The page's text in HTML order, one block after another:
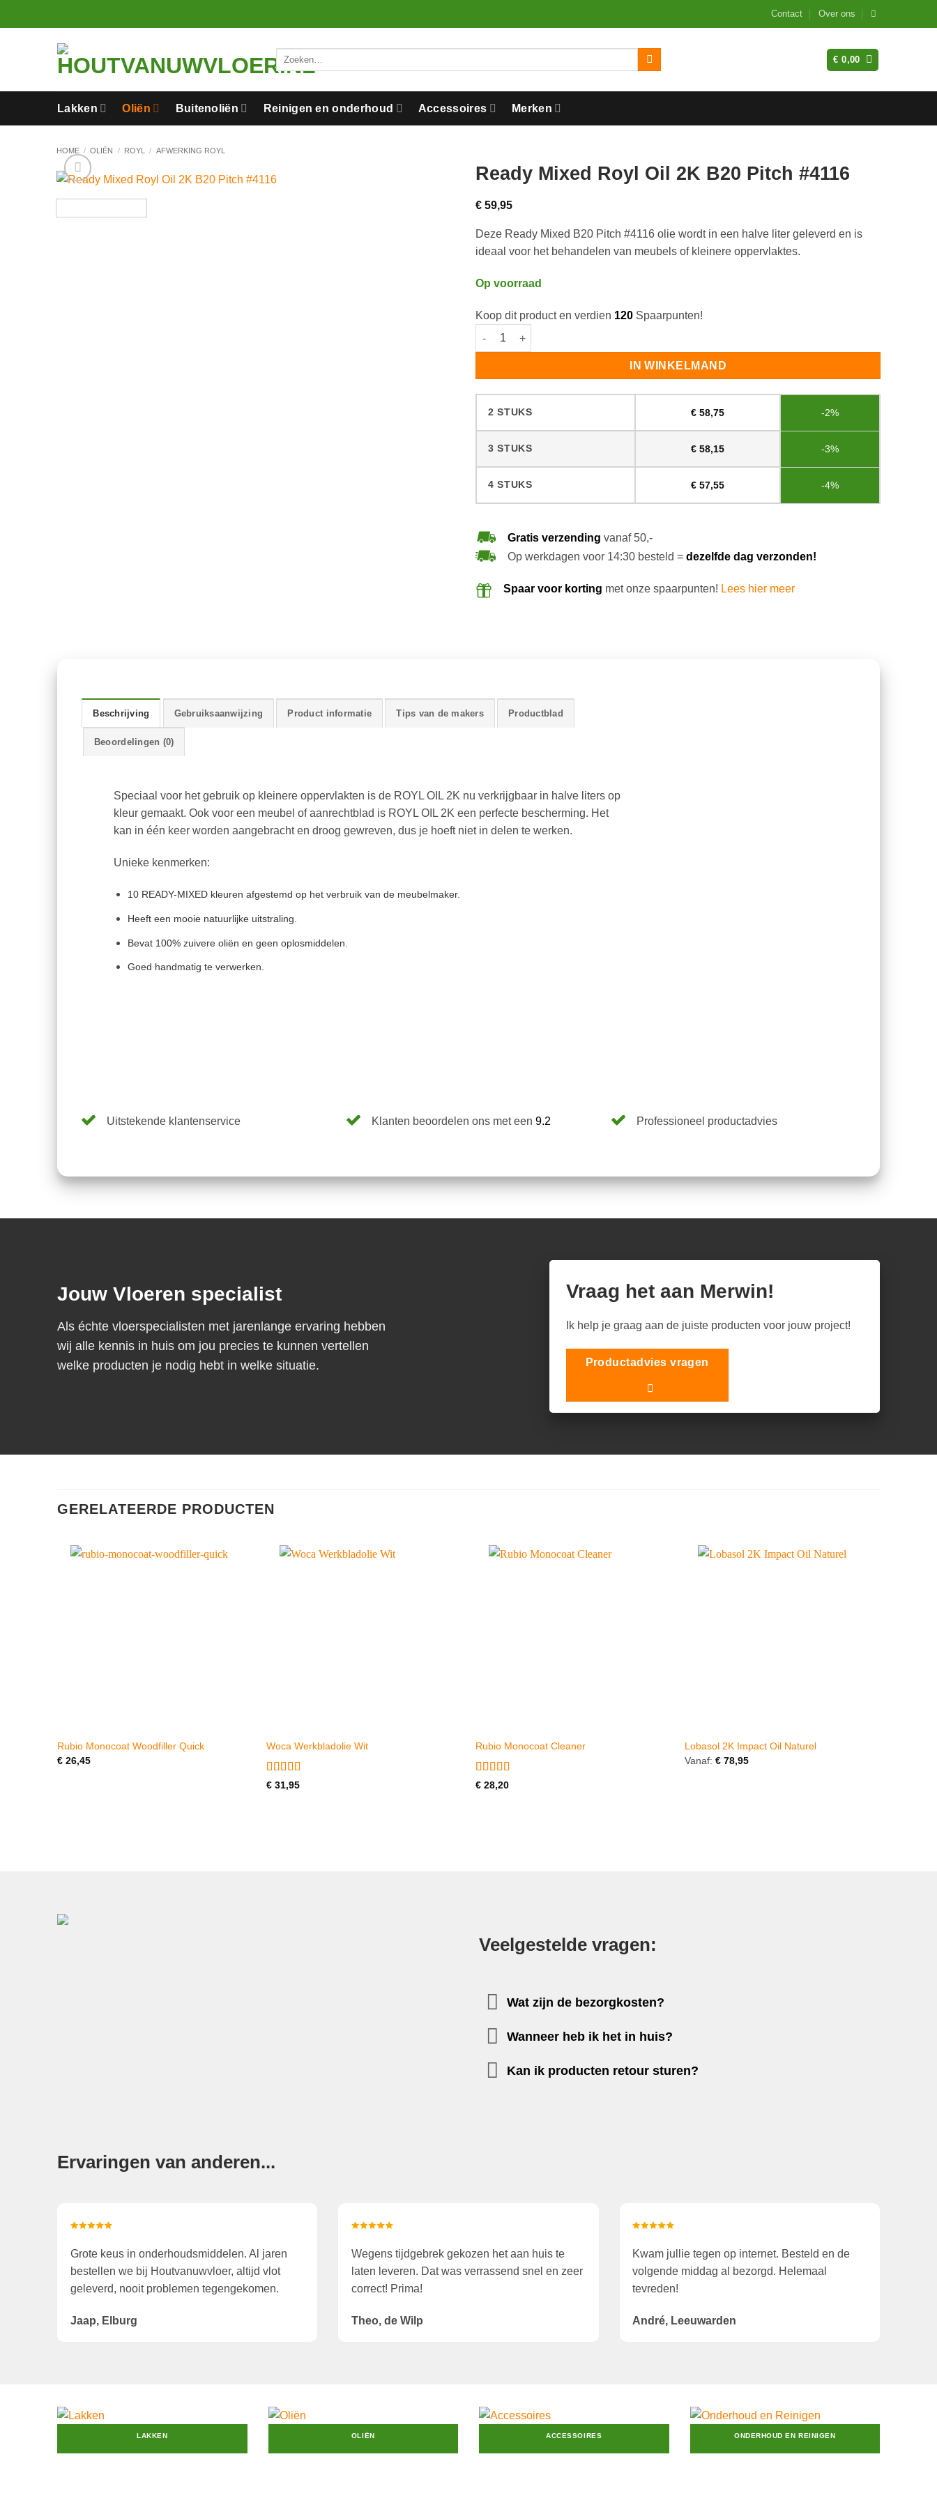
naar
Contact Over ons
Zoeken
naar:
€ 0,00
Lakken Oliën Buitenoliën Reinigen en onderhoud Accessoires Merken
HOME / OLIËN / ROYL / AFWERKING ROYL
Ready Mixed Royl Oil 2K B20 Pitch #4116
€59,95
Deze Ready Mixed B20 Pitch #4116 olie wordt in een halve liter geleverd en is
ideaal voor het behandelen van meubels of kleinere oppervlaktes.
Op voorraad
Koop dit product en verdien 120Spaarpunten!
Ready Mixed Royl Oil 2K B20 Pitch #4116 aantal
IN WINKELMAND
2 STUKS €58,75 -2%
3 STUKS €58,15 -3%
4 STUKS €57,55 -4%
Gratis verzending vanaf 50,-
Op werkdagen voor 14:30 besteld = dezelfde dag verzonden!
Spaar voor korting met onze spaarpunten! Lees hier meer
Beschrijving Gebruiksaanwijzing Product informatie Tips van de makers Productblad
Beoordelingen (0)
Speciaal voor het gebruik op kleinere oppervlakten is de ROYL OIL 2K nu verkrijgbaar in halve liters op
kleur gemaakt. Ook voor een meubel of aanrechtblad is ROYL OIL 2K een perfecte bescherming. Het
kan in één keer worden aangebracht en droog gewreven, dus je hoeft niet in delen te werken.
Unieke kenmerken:
10 READY-MIXED kleuren afgestemd op het verbruik van de meubelmaker.
Heeft een mooie natuurlijke uitstraling.
Bevat 100% zuivere oliën en geen oplosmiddelen.
Goed handmatig te verwerken.
Uitstekende klantenservice Klanten beoordelen ons met een9.2 Professioneel productadvies
Jouw Vloeren specialist
Als échte vloerspecialisten met jarenlange ervaring hebben
wij alle kennis in huis om jou precies te kunnen vertellen
welke producten je nodig hebt in welke situatie.
Vraag het aan Merwin!
Ik help je graag aan de juiste producten voor jouw project!
Productadvies vragen
GERELATEERDE PRODUCTEN
Rubio Monocoat Woodfiller Quick
€26,45
Woca Werkbladolie Wit
Gewaardeerd
€31,95
Rubio Monocoat Cleaner
Gewaardeerd
€28,20
Lobasol 2K Impact Oil Naturel
Vanaf: €78,95
Veelgestelde vragen:
Wat zijn de bezorgkosten?
Wanneer heb ik het in huis?
Kan ik producten retour sturen?
Ervaringen van anderen...
Grote keus in onderhoudsmiddelen. Al jaren
bestellen we bij Houtvanuwvloer, altijd vlot
geleverd, nooit problemen tegengekomen.
Jaap, Elburg
Wegens tijdgebrek gekozen het aan huis te
laten leveren. Dat was verrassend snel en zeer
correct! Prima!
Theo, de Wilp
Kwam jullie tegen op internet. Besteld en de
volgende middag al bezorgd. Helemaal
tevreden!
André, Leeuwarden
LAKKEN OLIËN ACCESSOIRES ONDERHOUD EN REINIGEN